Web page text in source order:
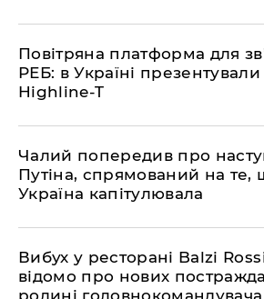
​Повітряна платформа для
РЕБ: в Україні
Highline-T
​Чалий попередив про
Путіна, спрямований на те,
Україна капітулювала
​Вибух у ресторані Balzi
відомо про нових
родині